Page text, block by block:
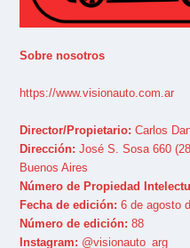
Sobre nosotros
https://www.visionauto.com.ar
Director/Propietario: Carlos
Dirección: José S. Sosa 660
Buenos Aires
Número de Propiedad
Fecha de edición: 6 de agosto
Número de edición: 88
Instagram: @visionauto_arg